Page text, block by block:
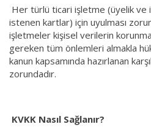
Her türlü ticari işletme (üyelik ve
istenen kartlar) için uyulması
işletmeler kişisel verilerin
gereken tüm önlemleri almakla
kanun kapsamında hazırlanan
zorundadır.
KVKK Nasıl Sağlanır?